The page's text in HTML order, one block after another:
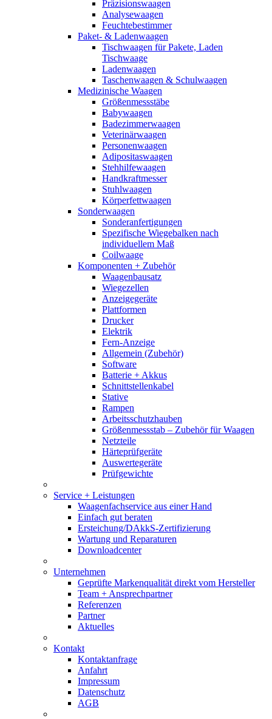
Präzisionswaagen
Analysewaagen
Feuchtebestimmer
Paket- & Ladenwaagen
Tischwaagen für Pakete, Laden
Tischwaage
Ladenwaagen
Taschenwaagen & Schulwaagen
Medizinische Waagen
Größenmessstäbe
Babywaagen
Badezimmerwaagen
Veterinärwaagen
Personenwaagen
Adipositaswaagen
Stehhilfewaagen
Handkraftmesser
Stuhlwaagen
Körperfettwaagen
Sonderwaagen
Sonderanfertigungen
Spezifische Wiegebalken nach
individuellem Maß
Coilwaage
Komponenten + Zubehör
Waagenbausatz
Wiegezellen
Anzeigegeräte
Plattformen
Drucker
Elektrik
Fern-Anzeige
Allgemein (Zubehör)
Software
Batterie + Akkus
Schnittstellenkabel
Stative
Rampen
Arbeitsschutzhauben
Größenmessstab – Zubehör für Waagen
Netzteile
Härteprüfgeräte
Auswertegeräte
Prüfgewichte
Service + Leistungen
Waagenfachservice aus einer Hand
Einfach gut beraten
Ersteichung/DAkkS-Zertifizierung
Wartung und Reparaturen
Downloadcenter
Unternehmen
Geprüfte Markenqualität direkt vom Hersteller
Team + Ansprechpartner
Referenzen
Partner
Aktuelles
Kontakt
Kontaktanfrage
Anfahrt
Impressum
Datenschutz
AGB